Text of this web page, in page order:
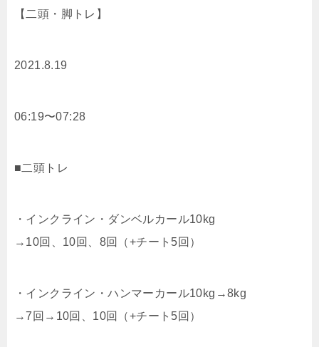
【二頭・脚トレ】
2021.8.19
06:19〜07:28
■二頭トレ
・インクライン・ダンベルカール10kg
→10回、10回、8回（+チート5回）
・インクライン・ハンマーカール10kg→8kg
→7回→10回、10回（+チート5回）